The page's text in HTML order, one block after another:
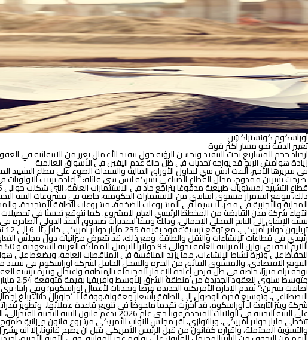
للتكيف
مع
تغيرات
ديناميكيات
الصناعة
أوراسكوم كونستراكشن
تغيير الدفّة نحو مسار أكثر قوة
ازدياد حجم المشاريع تحت التنفيذ وتحسن الرؤية حول تنفيذ الأعمال يعزز من الانتقائية في
زيادة هوامش الربح قد يواجه تحديات في ظل حالة عدم اليقين في الأسواق العالمية
في تقريرها الأخير، ألقت اتش سي لتداول الأوراق المالية والسندات الضوء على قطاع التشييد
صرحت نسرين ممدوح، محلل القطاع الصناعي بشركة اتش سي قائلة:
“إعادة ترتيب
ذلك، نتوقع استمرار مستوى أساسي من الاستثمارات الحكومية، خاصة في مشروعات البنية
المحلية والأجنبية في مصر، لا سيما في المشروعات الضخمة، مشروعات الطاقة
للحفاظ على وتيرة نشاط الإنشاءات، مما يزيد المنافسة في المناقصات العامة، ويضغط
التنويع الاقتصادي، والمستوى الفائق من الخبرة والسجل الحافل لشركة أوراسكوم في
توجه نراه مبررًا، خاصة في ظل فرص إعادة الإعمار المحتملة بالمنطقة واعتدال وتيرة
متوسط سنوي للعقود الجديدة من منطقة الشرق الأوسط وأفريقيا بقيمة متوقعة 2.54 مليار دولار أمريكي خلال الفترة من 2025 إلى 2029. “
أضافت نسرين:“تُقدم الإدارة الأمريكية الجديدة فرصاً وتحديات لأعمال أوراسكوم؛ وفي رأينا:
شركة ويتزالتابعة لـ أوراسكوم، قد أحرزت تقدماً ملحوظاً في تنويع قاعدة عملائها، وتطوير
تتخطي مليار دولار أمريكي. وبالتوازي، أقر مجلس النواب الأمريكي مشروع قانون ميزانية
والتسوية المحتملة، واقراره كقانون من قبل الرئيس الأمريكي قبل أن يصبح قانوناً، إلا أنه